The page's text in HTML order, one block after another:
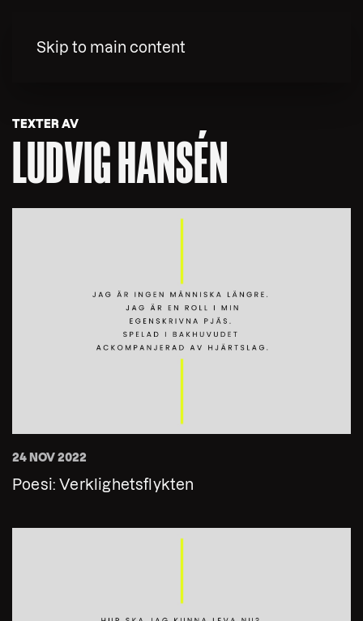
Skip to main content
TEXTER AV
LUDVIG HANSÉN
24 NOV 2022
Poesi: Verklighetsflykten